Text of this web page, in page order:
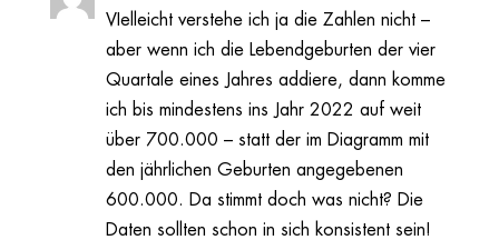
VIelleicht verstehe ich ja die Zahlen nicht –
aber wenn ich die Lebendgeburten der vier
Quartale eines Jahres addiere, dann komme
ich bis mindestens ins Jahr 2022 auf weit
über 700.000 – statt der im Diagramm mit
den jährlichen Geburten angegebenen
600.000. Da stimmt doch was nicht? Die
Daten sollten schon in sich konsistent sein!